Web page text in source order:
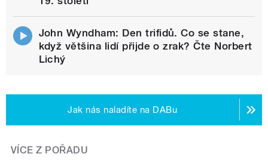
John Wyndham: Den trifidů. Co se stane,
když většina lidí přijde o zrak? Čte Norbert
Lichý
Jak nás naladíte na DABu
VÍCE Z POŘADU